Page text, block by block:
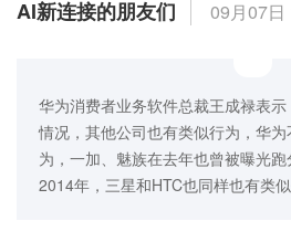
AI新连接的朋友们
09月07日
华为消费者业务软件总裁王成禄表
情况，其他公司也有类似行为，华
为，一加、魅族在去年也曾被曝光
2014年，三星和HTC也同样也有类似